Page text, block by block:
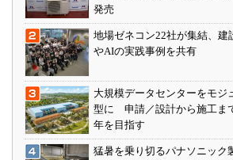
発売
地場ゼネコン22社が集結、建
やAIの実践事例を共有
大規模データセンターをモジ
型に 申請／設計から施工ま
年を目指す
猛暑を乗り切るパナソニック